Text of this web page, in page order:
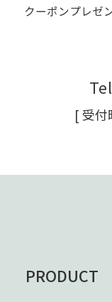
クーポンプレゼ
[ 受付
PRODUCT